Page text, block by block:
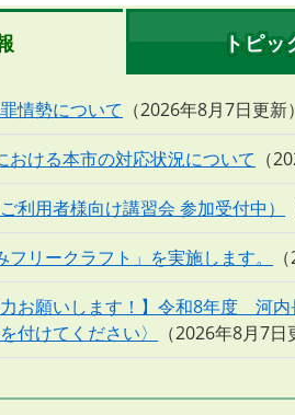
トピッ
情勢について 2026年8月7日更新
おける本市の対応状況について
利用者様向け講習会 参加受付中）
リークラフト」を実施します。
力お願いします！】令和8年度 河
付けてください〉
2026年8月7日